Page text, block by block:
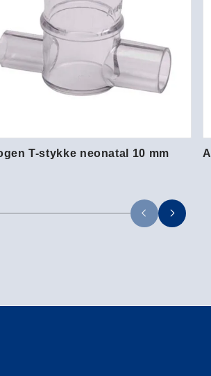
T-stykke neonatal 10 mm